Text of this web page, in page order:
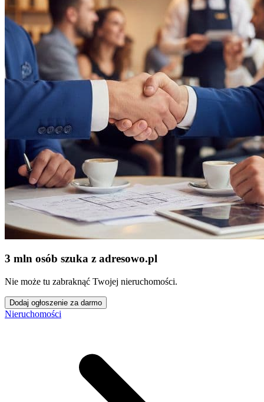
3 mln osób szuka z adresowo.pl
Nie może tu zabraknąć Twojej nieruchomości.
Dodaj ogłoszenie za darmo
Nieruchomości